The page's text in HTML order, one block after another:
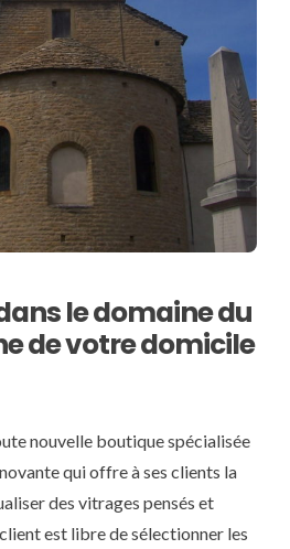
CHEMINÉE ET INSERT
le domaine du
de votre domicile
nouvelle boutique spécialisée
qui offre à ses clients la
des vitrages pensés et
est libre de sélectionner les